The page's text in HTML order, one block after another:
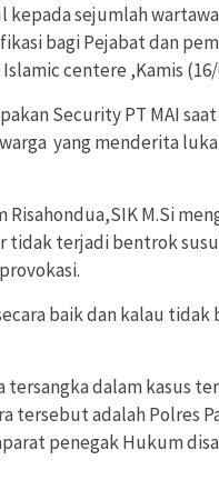
kepada sejumlah
bagi Pejabat dan
centere ,Kamis
Security PT MAI
yang menderita
Risahondua,SIK M.Si
tidak terjadi bentrok
baik dan kalau
tersangka dalam kasus
tersebut adalah Polres
penegak Hukum